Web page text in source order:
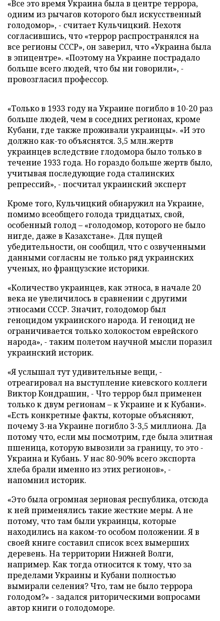
«Все это время Украина была в центре террора,
одним из рычагов которого был искусственный
голодомор», - считает Кульчицкий. Нехотя
согласившись, что «террор распространялся на
все регионы СССР», он заверил, что «Украина была
в эпицентре». «Поэтому на Украине пострадало
больше всего людей, что бы ни говорили», -
провозгласил профессор.
«Только в 1933 году на Украине погибло в 10-20 раз
больше людей, чем в соседних регионах, кроме
Кубани, где также проживали украинцы». «И это
должно как-то объяснятся. 3,5 млн.жертв
украинцев вследствие глодомора было только в
течение 1933 года. Но гораздо больше жертв было,
учитывая последующие года сталинских
репрессий», - посчитал украинский эксперт
Кроме того, Кульчицкий обнаружил на Украине,
помимо всеобщего голода тридцатых, свой,
особенный голод – «голодомор, которого не было
нигде, даже в Казахстане». Для пущей
убедительности, он сообщил, что с озвученными
данными согласны не только ряд украинских
ученых, но французские историки.
«Количество украинцев, как этноса, в начале 20
века не увеличилось в сравнении с другими
этносами СССР. Значит, голодомор был
геноцидом украинского народа. И геноцид не
ограничивается только холокостом еврейского
народа», - таким полетом научной мысли поразил
украинский историк.
«Я услышал тут удивительные вещи, -
отреагировал на выступление киевского коллеги
Виктор Кондрашин, - Что террор был применен
только к двум регионам – к Украине и к Кубани».
«Есть конкретные факты, которые объясняют,
почему 3-на Украине погибло 3-3,5 миллиона. Да
потому что, если мы посмотрим, где была элитная
пшеница, которую вывозили за границу, то это -
Украина и Кубань. У нас 80-90% всего экспорта
хлеба брали именно из этих регионов», -
напомнил историк.
«Это была огромная зерновая республика, отсюда
к ней применялись такие жесткие меры. А не
потому, что там были украинцы, которые
находились на каком-то особом положении. Я в
своей книге составил список всех вымерших
деревень. На территории Нижней Волги,
например. Как тогда относится к тому, что за
пределами Украины и Кубани полностью
вымирали селения? Что, там не было террора
голодом?» - задался риторическими вопросами
автор книги о голодоморе.